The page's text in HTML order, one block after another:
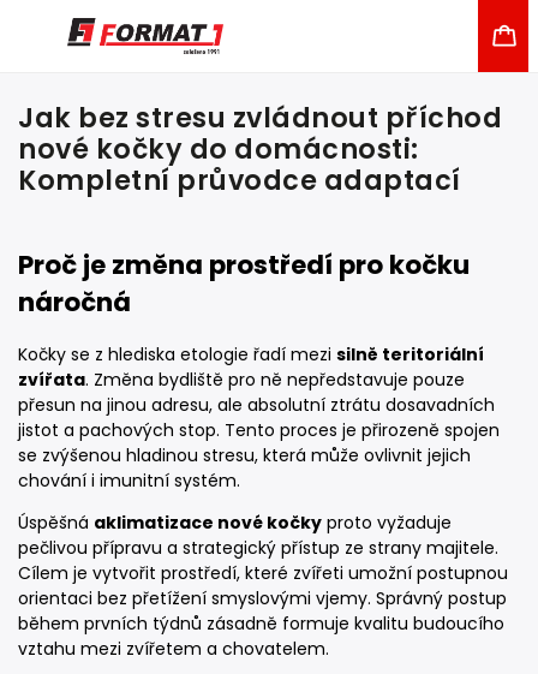
Jak bez stresu zvládnout příchod
nové kočky do domácnosti:
Kompletní průvodce adaptací
Proč je změna prostředí pro kočku
náročná
Kočky se z hlediska etologie řadí mezi silně teritoriální
zvířata. Změna bydliště pro ně nepředstavuje pouze
přesun na jinou adresu, ale absolutní ztrátu dosavadních
jistot a pachových stop. Tento proces je přirozeně spojen
se zvýšenou hladinou stresu, která může ovlivnit jejich
chování i imunitní systém.
Úspěšná aklimatizace nové kočky proto vyžaduje
pečlivou přípravu a strategický přístup ze strany majitele.
Cílem je vytvořit prostředí, které zvířeti umožní postupnou
orientaci bez přetížení smyslovými vjemy. Správný postup
během prvních týdnů zásadně formuje kvalitu budoucího
vztahu mezi zvířetem a chovatelem.